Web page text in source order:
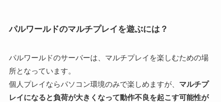
パルワールドのマルチプレイを遊ぶには？
パルワールドのサーバーは、マルチプレイを楽しむための場
所となっています。
個人プレイならパソコン環境のみで楽しめますが、 マルチプ
レイになると負荷が大きくなって動作不良を起こす可能性が